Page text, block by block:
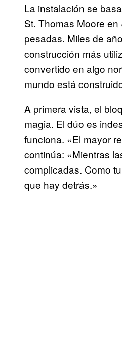
La instalación se
St. Thomas Moore en
pesadas. Miles de
construcción más
convertido en algo
mundo está
A primera vista, el
magia. El dúo es
funciona. «El mayor
continúa: «Mientras
complicadas. Como
que hay detrás.»